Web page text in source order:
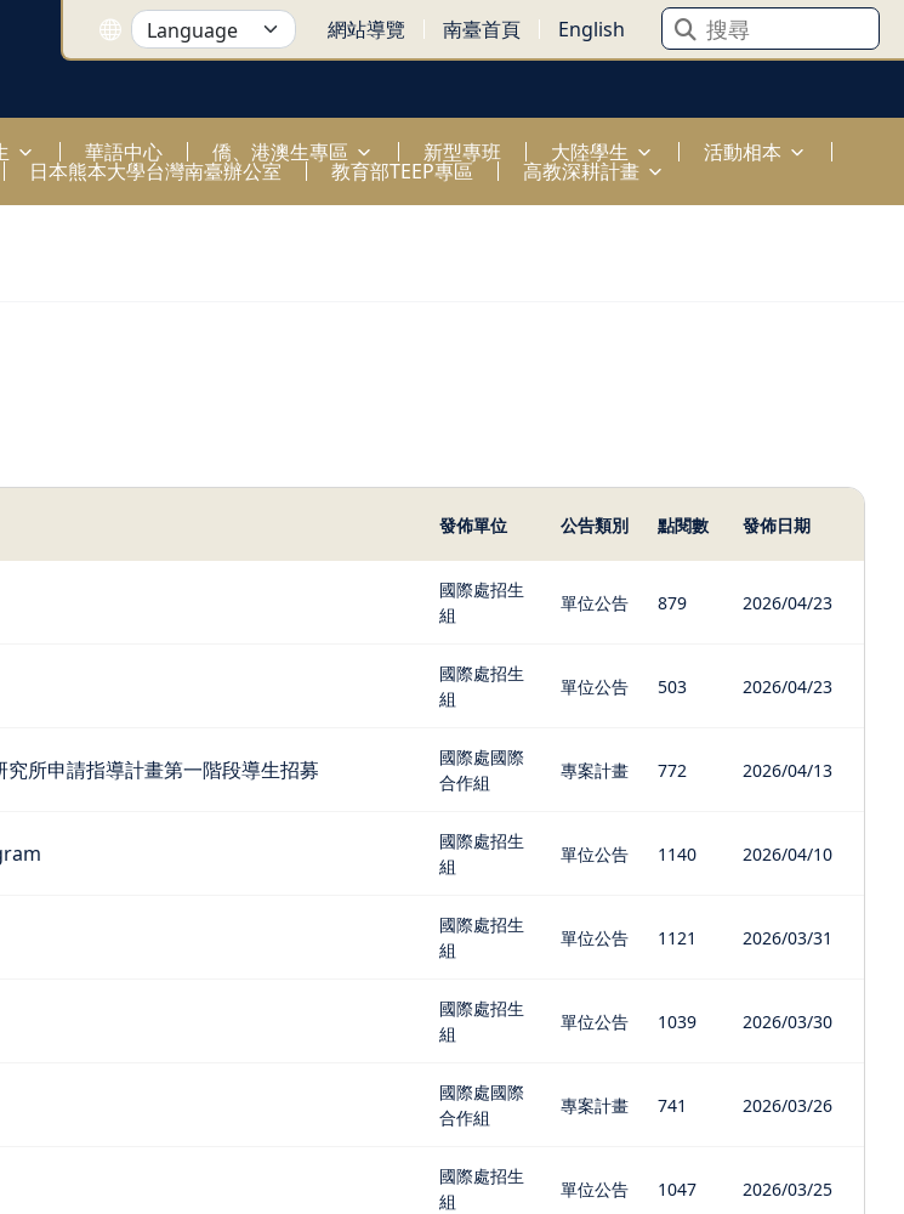
網站導覽 南臺首頁 English
華語中心 僑、港澳生專區 新型專班 大陸學生 活動相本
日本熊本大學台灣南臺辦公室 教育部TEEP專區 高教深耕計畫
發佈單位 公告類別 點閱數 發佈日期
國際處招生
組
單位公告 879 2026/04/23
國際處招生
組
單位公告 503 2026/04/23
究所申請指導計畫第一階段導生招募
國際處國際
合作組
專案計畫 772 2026/04/13
國際處招生
組
單位公告 1140 2026/04/10
國際處招生
組
單位公告 1121 2026/03/31
國際處招生
組
單位公告 1039 2026/03/30
國際處國際
合作組
專案計畫 741 2026/03/26
國際處招生
組
單位公告 1047 2026/03/25